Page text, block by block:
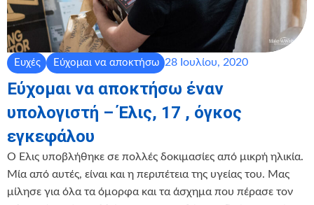
Ευχές Εύχομαι να αποκτήσω 28 Ιουλίου, 2020
Εύχομαι να αποκτήσω έναν
υπολογιστή – Έλις, 17 , όγκος
εγκεφάλου
Ο Έλις υποβλήθηκε σε πολλές δοκιμασίες από μικρή ηλικία.
Μία από αυτές, είναι και η περιπέτεια της υγείας του. Μας
μίλησε για όλα τα όμορφα και τα άσχημα που πέρασε τον